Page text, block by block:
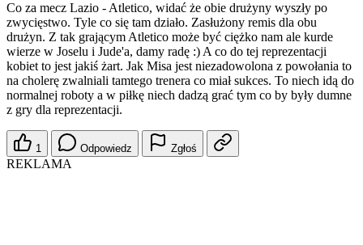
Co za mecz Lazio - Atletico, widać że obie drużyny wyszły po
zwycięstwo. Tyle co się tam działo. Zasłużony remis dla obu
drużyn. Z tak grającym Atletico może być ciężko nam ale kurde
wierze w Joselu i Jude'a, damy radę :) A co do tej reprezentacji
kobiet to jest jakiś żart. Jak Misa jest niezadowolona z powołania to
na cholerę zwalniali tamtego trenera co miał sukces. To niech idą do
normalnej roboty a w piłkę niech dadzą grać tym co by były dumne
z gry dla reprezentacji.
1 Odpowiedz Zgłoś
REKLAMA